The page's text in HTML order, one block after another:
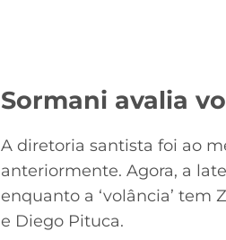
Sormani avalia
A diretoria santista foi ao
anteriormente. Agora, a
enquanto a ‘volância’ tem
e Diego Pituca.